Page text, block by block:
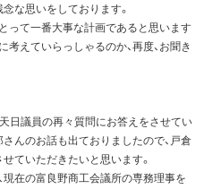
な思いをしております。
って一番大事な計画であると思います
えていらっしゃるのか、再度、お聞き
日議員の再々質問にお答えをさせてい
さんのお話も出ておりましたので、戸倉
ていただきたいと思います。
現在の富良野商工会議所の専務理事を